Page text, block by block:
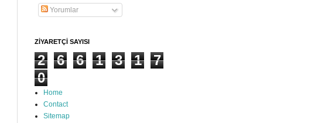
Yorumlar
ZİYARETÇİ SAYISI
2 6 6 1 3 1
7
0
Home
Contact
Sitemap